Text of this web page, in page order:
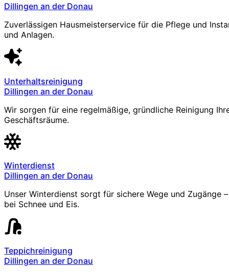
Dillingen an der Donau
Zuverlässigen Hausmeisterservice für die Pflege und
und Anlagen.
Unterhaltsreinigung
Dillingen an der Donau
Wir sorgen für eine regelmäßige, gründliche Reinigung
Geschäftsräume.
Winterdienst
Dillingen an der Donau
Unser Winterdienst sorgt für sichere Wege und Zugänge
bei Schnee und Eis.
Teppichreinigung
Dillingen an der Donau